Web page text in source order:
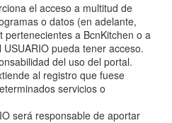
el acceso a multitud de
o datos (en adelante,
pertenecientes a BcnKitchen o a
pueda tener acceso.
del uso del portal.
al registro que fuese
servicios o
será responsable de aportar